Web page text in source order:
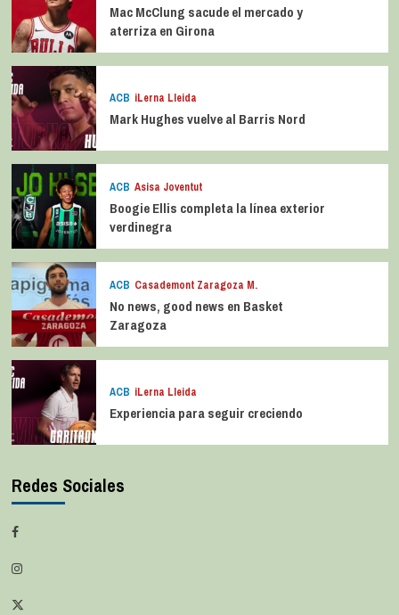
Mac McClung sacude el mercado y
aterriza en Girona
ACB iLerna Lleida
Mark Hughes vuelve al Barris Nord
ACB Asisa Joventut
Boogie Ellis completa la línea exterior
verdinegra
ACB Casademont Zaragoza M.
No news, good news en Basket
Zaragoza
ACB iLerna Lleida
Experiencia para seguir creciendo
Redes Sociales